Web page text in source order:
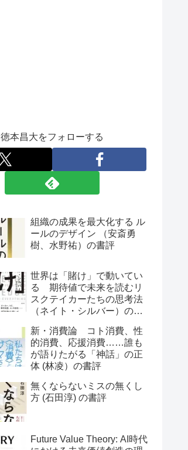
徳本昌大をフォローする
組織の成果を最大化する ル
ールのデザイン （安斎勇
樹、水野祐）の書評
世界は「賭け」で動いてい
る 期待値で未来を読むリ
スクテイカーたちの思考法
（ネイト・シルバー）の書
新・消費論 コト消費、性
的消費、応援消費……誰も
が語りたがる「神話」の正
体 (林凌）の書評
無くならないミスの無くし
方 (石田淳) の書評
Future Value Theory: AI時代